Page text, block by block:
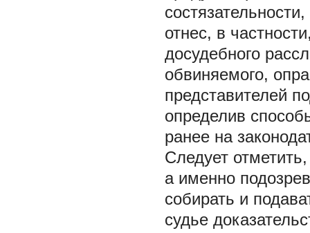
отнес, в
досудебного
обвиняемого,
представителей
определив
ранее на
Следует
а именно
собирать и
судье